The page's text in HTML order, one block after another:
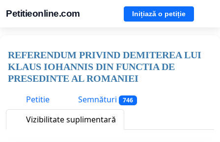
Petitieonline.com Inițiază o petiție
REFERENDUM PRIVIND DEMITEREA LUI
KLAUS IOHANNIS DIN FUNCTIA DE
PRESEDINTE AL ROMANIEI
Petitie
Semnături 746
Vizibilitate suplimentară